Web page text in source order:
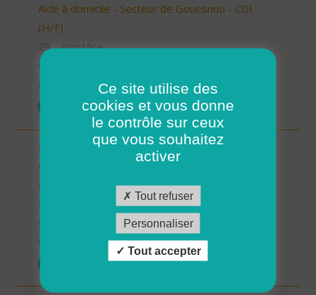
Aide à domicile - Secteur de Gouesnou - CDI
(H/F)
29 - Finistère
POSTULER
Auxiliaire de Vie Sociale/Accompagnant Educatif
et Social à domicile - Secteur de Guipavas - CDI
(H/F)
Ce site utilise des
cookies et vous donne
le contrôle sur ceux
que vous souhaitez
activer
Tout refuser
Personnaliser
Tout accepter